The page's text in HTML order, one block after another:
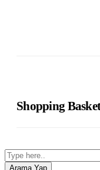
Shopping